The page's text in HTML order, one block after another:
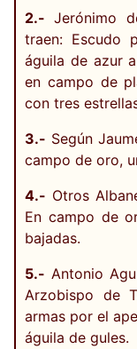
2.- Jerónimo
traen: Escudo
águila de azur
en campo de
con tres
3.- Según
campo de oro,
4.- Otros
En campo de
bajadas.
5.- Antonio
Arzobispo de
armas por el
águila de gules.